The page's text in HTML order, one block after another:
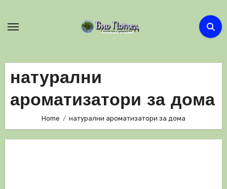
натурални
ароматизатори за дома
Home натурални ароматизатори за дома